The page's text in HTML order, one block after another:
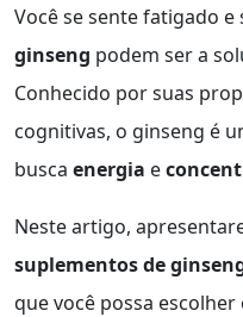
Você se sente fatigado e
ginseng podem ser a
Conhecido por suas
cognitivas, o ginseng é
busca energia e
Neste artigo,
suplementos de
que você possa